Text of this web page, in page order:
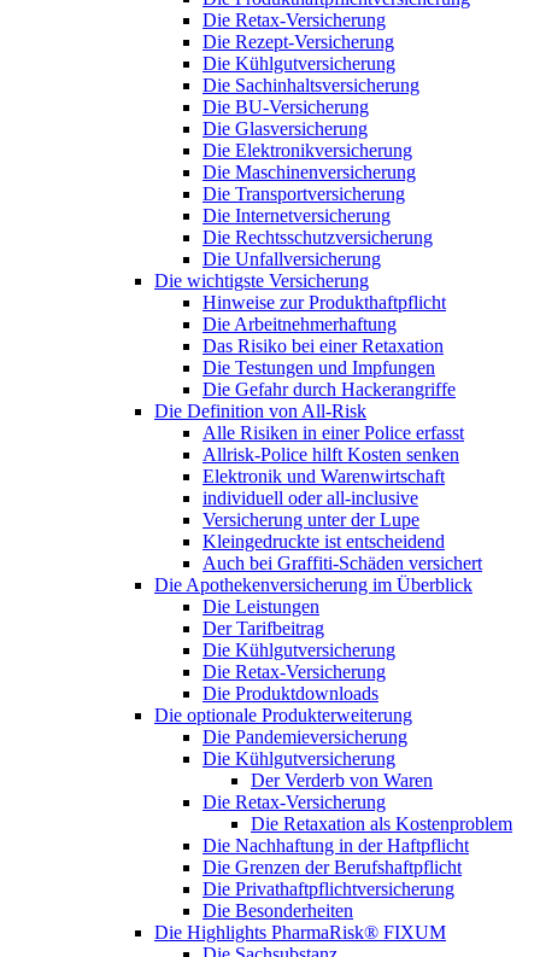
Die Retax-Versicherung
Die Rezept-Versicherung
Die Kühlgutversicherung
Die Sachinhaltsversicherung
Die BU-Versicherung
Die Glasversicherung
Die Elektronikversicherung
Die Maschinenversicherung
Die Transportversicherung
Die Internetversicherung
Die Rechtsschutzversicherung
Die Unfallversicherung
Die wichtigste Versicherung
Hinweise zur Produkthaftpflicht
Die Arbeitnehmerhaftung
Das Risiko bei einer Retaxation
Die Testungen und Impfungen
Die Gefahr durch Hackerangriffe
Die Definition von All-Risk
Alle Risiken in einer Police erfasst
Allrisk-Police hilft Kosten senken
Elektronik und Warenwirtschaft
individuell oder all-inclusive
Versicherung unter der Lupe
Kleingedruckte ist entscheidend
Auch bei Graffiti-Schäden versichert
Die Apothekenversicherung im Überblick
Die Leistungen
Der Tarifbeitrag
Die Kühlgutversicherung
Die Retax-Versicherung
Die Produktdownloads
Die optionale Produkterweiterung
Die Pandemieversicherung
Die Kühlgutversicherung
Der Verderb von Waren
Die Retax-Versicherung
Die Retaxation als Kostenproblem
Die Nachhaftung in der Haftpflicht
Die Grenzen der Berufshaftpflicht
Die Privathaftpflichtversicherung
Die Besonderheiten
Die Highlights PharmaRisk® FIXUM